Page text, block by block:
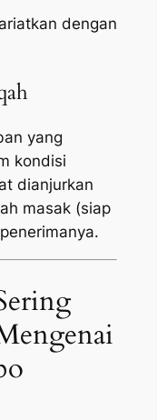
dengan
yang
kondisi
dianjurkan
masak (siap